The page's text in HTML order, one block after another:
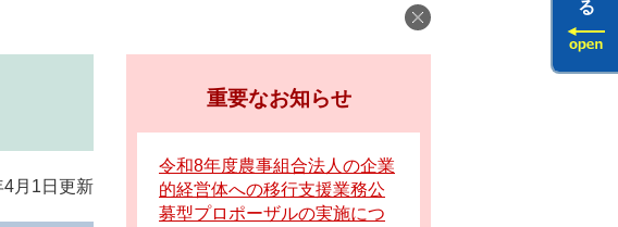
月1日更新
重要なお知らせ
令和8年度農事組合法人の企業
的経営体への移行支援業務公
募型プロポーザルの実施につ